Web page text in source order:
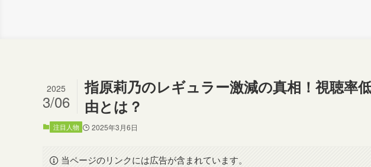
指原莉乃のレギュラー激減の真相！視聴率
由とは？
2025
3/06
注目人物 2025年3月6日
当ページのリンクには広告が含まれています。